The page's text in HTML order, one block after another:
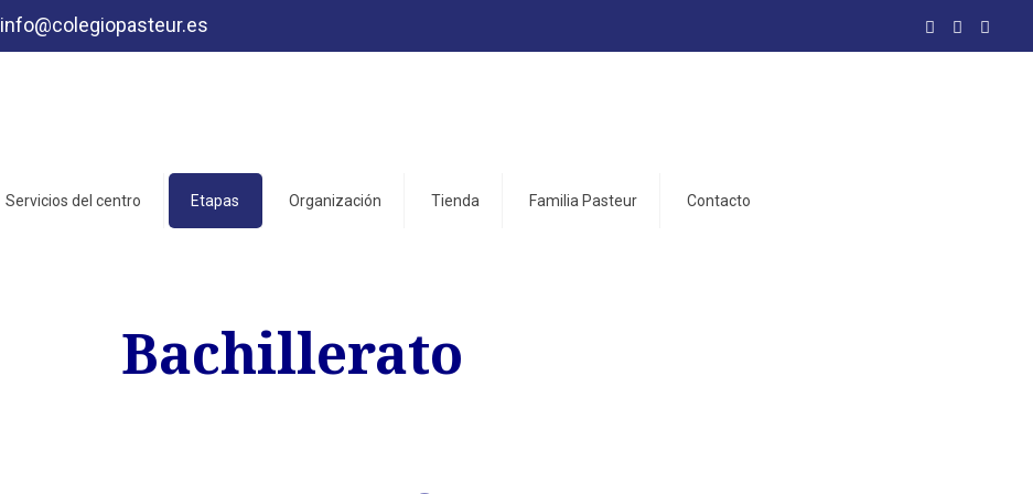
info@colegiopasteur.es
Servicios del centro Etapas Organización Tienda Familia Pasteur Contacto
Bachillerato